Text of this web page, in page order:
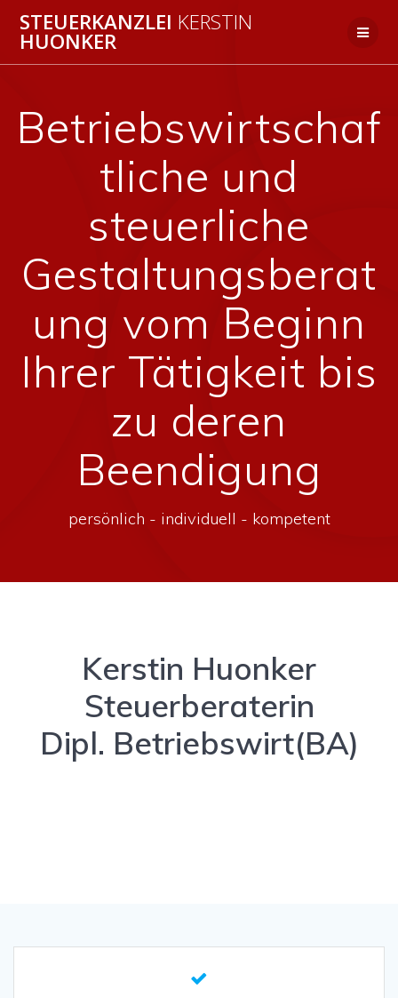
Inhalt
STEUERKANZLEI KERSTIN
HUONKER
Betriebswirtschaf
tliche und
steuerliche
Gestaltungsberat
ung vom Beginn
Ihrer Tätigkeit bis
zu deren
Beendigung
persönlich - individuell - kompetent
Kerstin Huonker
Steuerberaterin
Dipl. Betriebswirt(BA)